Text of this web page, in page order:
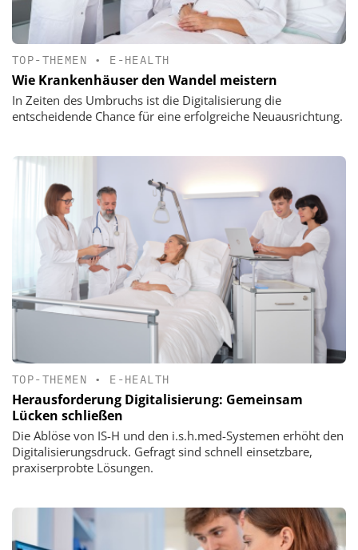
TOP-THEMEN • E-HEALTH
Wie Krankenhäuser den Wandel meistern
In Zeiten des Umbruchs ist die Digitalisierung die
entscheidende Chance für eine erfolgreiche Neuausrichtung.
TOP-THEMEN • E-HEALTH
Herausforderung Digitalisierung: Gemeinsam
Lücken schließen
Die Ablöse von IS-H und den i.s.h.med-Systemen erhöht den
Digitalisierungsdruck. Gefragt sind schnell einsetzbare,
praxiserprobte Lösungen.